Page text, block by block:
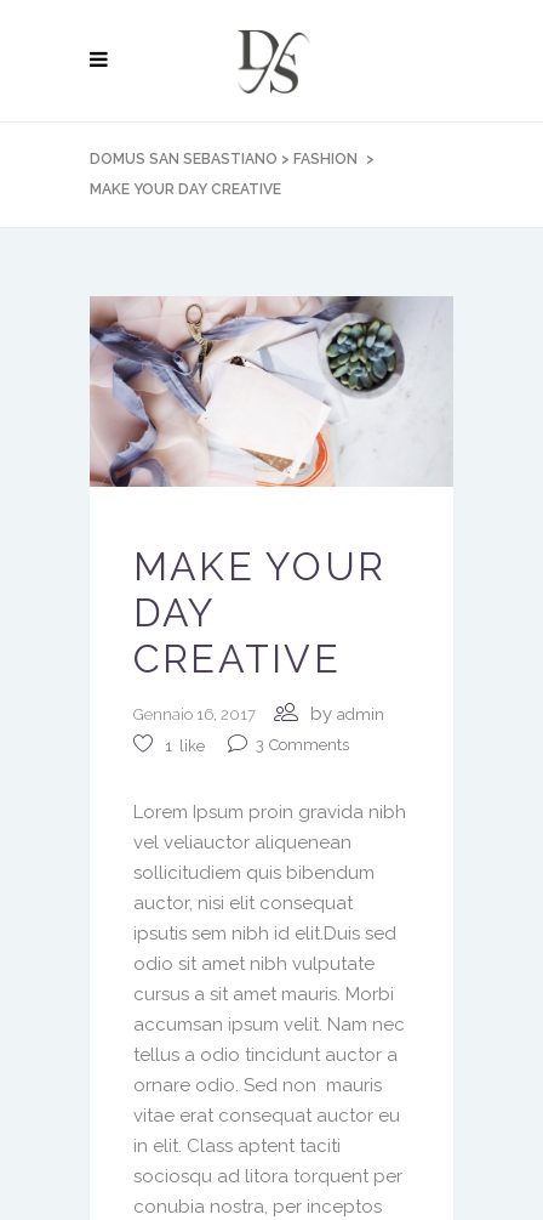
DOMUS SAN SEBASTIANO > FASHION
>
MAKE YOUR DAY CREATIVE
MAKE YOUR
DAY
CREATIVE
Gennaio 16, 2017 by admin
1
like 3 Comments
Lorem Ipsum proin gravida nibh
vel veliauctor aliquenean
sollicitudiem quis bibendum
auctor, nisi elit consequat
ipsutis sem nibh id elit.Duis sed
odio sit amet nibh vulputate
cursus a sit amet mauris. Morbi
accumsan ipsum velit. Nam nec
tellus a odio tincidunt auctor a
ornare odio. Sed non mauris
vitae erat consequat auctor eu
in elit. Class aptent taciti
sociosqu ad litora torquent per
conubia nostra, per inceptos